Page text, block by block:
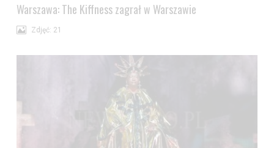
Warszawa: The Kiffness zagrał w Warszawie
Zdjęć: 21